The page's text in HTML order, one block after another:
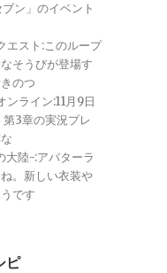
ン」のイベント
エスト:このループ
そうびが登場す
のつ
ンライン:11月9日
3章の実況プレ
大陸-:アバターラ
。新しい衣装や
です
ピ